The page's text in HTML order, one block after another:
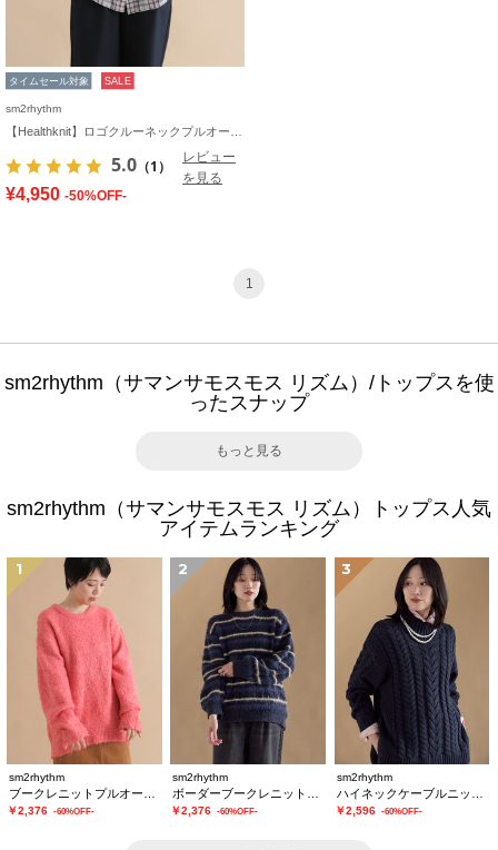
タイムセール対象 SALE
sm2rhythm
5.0 （1）
レビュー
を見る
¥4,950 -50%OFF-
1
sm2rhythm（サマンサモスモス リズム）/トップスを使
ったスナップ
もっと見る
sm2rhythm（サマンサモスモス リズム）トップス人気
アイテムランキング
1
sm2rhythm
￥2,376 -60%OFF-
2
sm2rhythm
￥2,376 -60%OFF-
3
sm2rhythm
￥2,596 -60%OFF-